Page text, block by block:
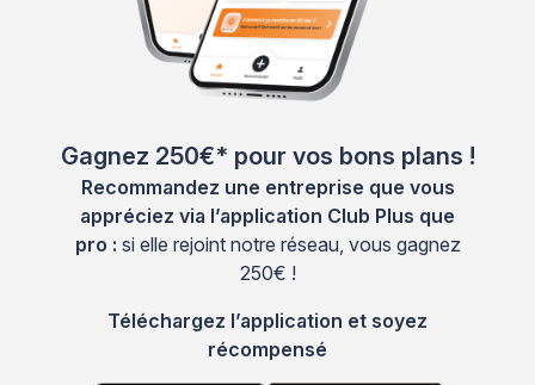
Gagnez 250€* pour vos bons plans !
Recommandez une entreprise que vous
appréciez via l’application Club Plus que
pro : si elle rejoint notre réseau, vous gagnez
250€ !
Téléchargez l’application et soyez
récompensé